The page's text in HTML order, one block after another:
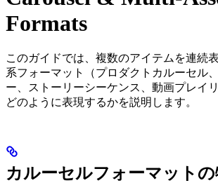
Formats
このガイドでは、複数のアイテムを連続
系フォーマット（プロダクトカルーセル
ー、ストーリーシーケンス、動画プレイ
どのように表現するかを説明します。
カルーセルフォーマット